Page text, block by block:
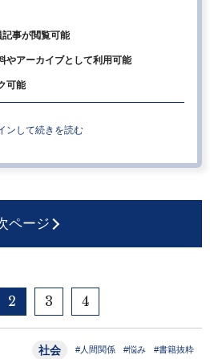
事が閲覧可能
やアーカイブとして利用可能
可能
ンして続きを読む
ページ
2 3 4
社会 #人間関係 #悩み #書籍抜粋